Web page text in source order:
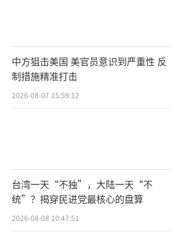
中方狙击美国 美官员意识到严重性 反
制措施精准打击
2026-08-07 15:59:12
台湾一天“不独”，大陆一天“不
统”？揭穿民进党最核心的盘算
2026-08-08 10:47:51